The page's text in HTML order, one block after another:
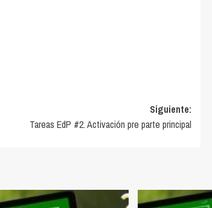
Siguiente:
Tareas EdP #2. Activación pre parte principal